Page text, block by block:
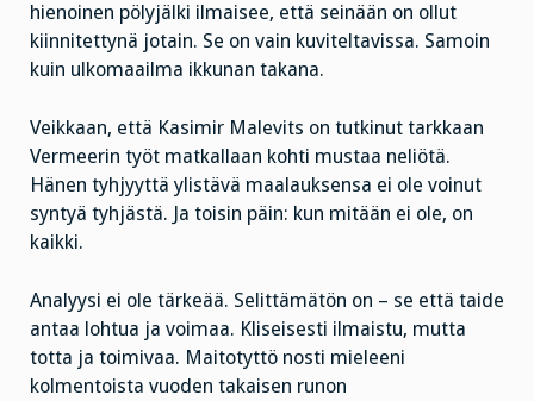
hienoinen pölyjälki ilmaisee, että seinään on ollut
kiinnitettynä jotain. Se on vain kuviteltavissa. Samoin
kuin ulkomaailma ikkunan takana.
Veikkaan, että Kasimir Malevits on tutkinut tarkkaan
Vermeerin työt matkallaan kohti mustaa neliötä.
Hänen tyhjyyttä ylistävä maalauksensa ei ole voinut
syntyä tyhjästä. Ja toisin päin: kun mitään ei ole, on
kaikki.
Analyysi ei ole tärkeää. Selittämätön on – se että taide
antaa lohtua ja voimaa. Kliseisesti ilmaistu, mutta
totta ja toimivaa. Maitotyttö nosti mieleeni
kolmentoista vuoden takaisen runon